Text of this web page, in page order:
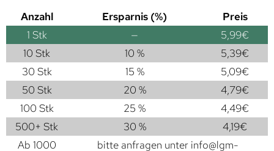
Anzahl Ersparnis (%)
Preis
1 Stk — 5,99€
10 Stk
10 % 5,39€
30 Stk
15 % 5,09€
50 Stk
20 % 4,79€
100 Stk
25 % 4,49€
500+ Stk
30 % 4,19€
Ab 1000
bitte anfragen unter info@lgm-